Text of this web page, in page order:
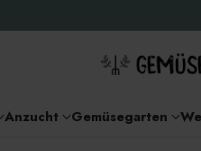
Anzucht Gemüsegarten